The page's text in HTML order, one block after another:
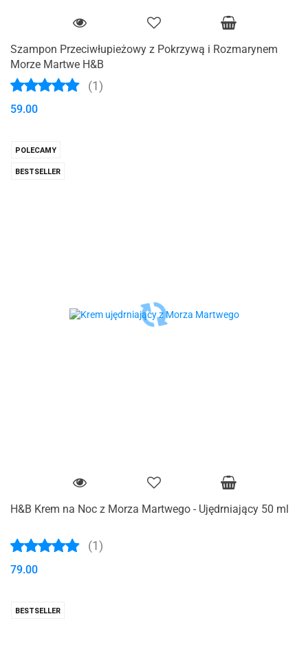
Szampon Przeciwłupieżowy z Pokrzywą i Rozmarynem
Morze Martwe H&B
(1)
59.00
POLECAMY
BESTSELLER
H&B Krem na Noc z Morza Martwego - Ujędrniający 50 ml
(1)
79.00
BESTSELLER